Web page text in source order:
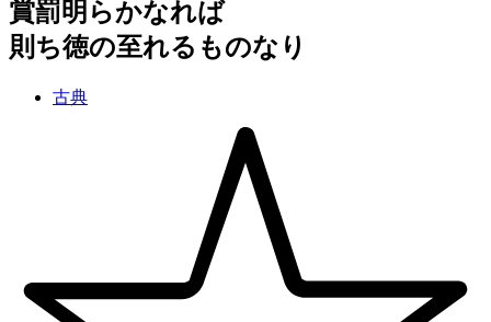
賞罰明らかなれば
則ち徳の至れるものなり
古典